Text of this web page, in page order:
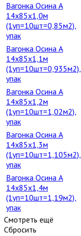
Вагонка Осина А
14х85х1,0м
(1уп=10шт=0,85м2),
упак
Вагонка Осина А
14х85х1,1м
(1уп=10шт=0,935м2),
упак
Вагонка Осина А
14х85х1,2м
(1уп=10шт=1,02м2),
упак
Вагонка Осина А
14х85х1,3м
(1уп=10шт=1,105м2),
упак
Вагонка Осина А
14х85х1,4м
(1уп=10шт=1,19м2),
упак
Смотреть ещё
Сбросить